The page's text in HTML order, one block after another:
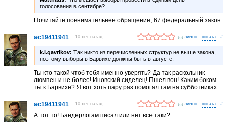
голосования в сентябре?
Почитайте повнимательнее обращение, 67 федеральный закон.
ac19411941 10 лет назад лично #
k.i.gavrikov: Так никто из перечисленных структур не выше закона,
поэтому выборы в Барвихе должны быть в августе.
Ты кто такой чтоб тебя именно уверять? Да так раскольник
люмпен и не более! Иновский сиделец! Пшел вон! Каким боком
ты к Барвихе? Я вот хоть пару раз помогал там на субботниках.
ac19411941 10 лет назад лично #
А тот то! Бандерлогам писал или нет все таки?